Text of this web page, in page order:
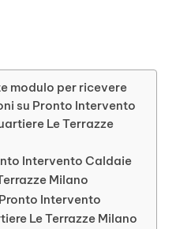
modulo per ricevere
su Pronto Intervento
Le Terrazze
Intervento Caldaie
Milano
Intervento
Le Terrazze Milano